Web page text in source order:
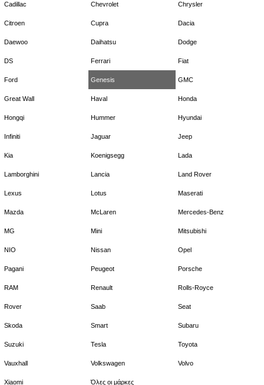
Cadillac Chevrolet Chrysler
Citroen Cupra Dacia
Daewoo Daihatsu Dodge
DS Ferrari Fiat
Ford Genesis GMC
Great Wall Haval Honda
Hongqi Hummer Hyundai
Infiniti Jaguar Jeep
Kia Koenigsegg Lada
Lamborghini Lancia Land Rover
Lexus Lotus Maserati
Mazda McLaren Mercedes-Benz
MG Mini Mitsubishi
NIO Nissan Opel
Pagani Peugeot Porsche
RAM Renault Rolls-Royce
Rover Saab Seat
Skoda Smart Subaru
Suzuki Tesla Toyota
Vauxhall Volkswagen Volvo
Xiaomi Όλες οι μάρκες